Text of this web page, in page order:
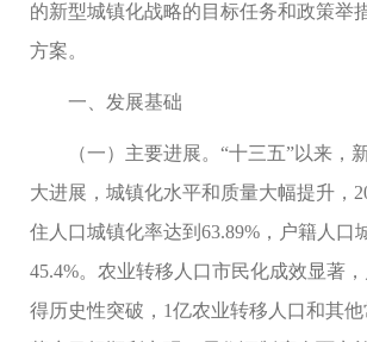
的新型城镇化战略的目标任务和政策举
方案。
一、发展基础
（一）主要进展。“十三五”以来，
大进展，城镇化水平和质量大幅提升，
住人口城镇化率达到63.89%，户籍人口
45.4%。农业转移人口市民化成效显著
得历史性突破，1亿农业转移人口和其